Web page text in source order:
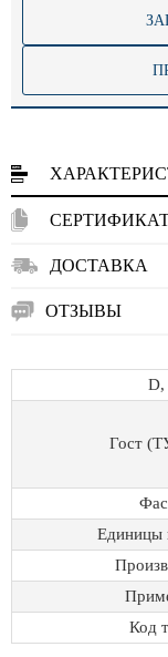
ДОСТАВКА
ОТЗЫВЫ
Гост
Единицы
Код